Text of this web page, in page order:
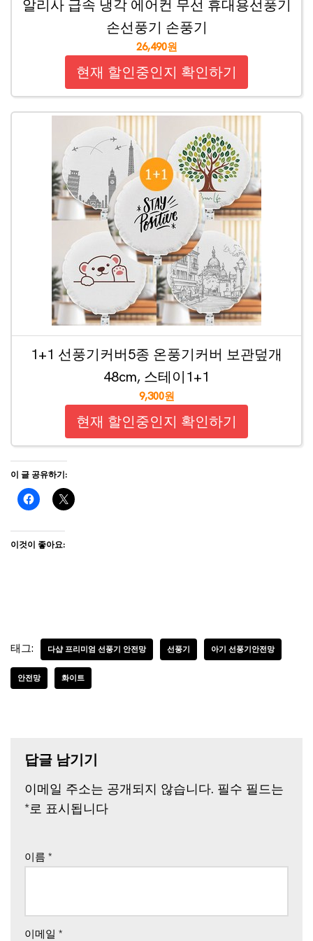
알리사 급속 냉각 에어컨 무선 휴대용선풍기
손선풍기 손풍기
26,490원
현재 할인중인지 확인하기
1+1 선풍기커버5종 온풍기커버 보관덮개
48cm, 스테이1+1
9,300원
현재 할인중인지 확인하기
이 글 공유하기:
이것이 좋아요:
태그: 다샵 프리미엄 선풍기 안전망 선풍기 아기 선풍기안전망
안전망 화이트
답글 남기기
이메일 주소는 공개되지 않습니다. 필수 필드는
*로 표시됩니다
이름 *
이메일 *